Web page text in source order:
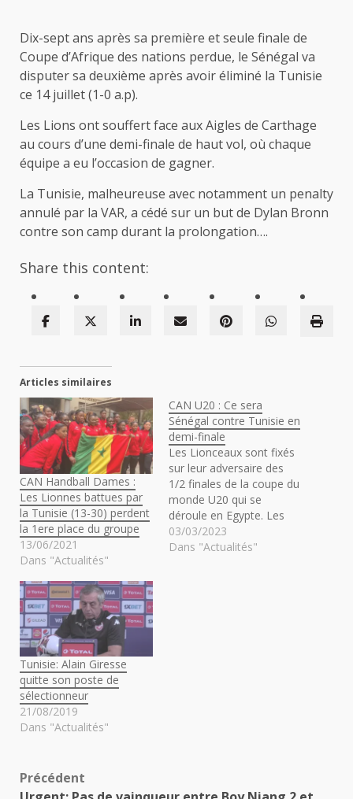
Dix-sept ans après sa première et seule finale de
Coupe d’Afrique des nations perdue, le Sénégal va
disputer sa deuxième après avoir éliminé la Tunisie
ce 14 juillet (1-0 a.p).
Les Lions ont souffert face aux Aigles de Carthage
au cours d’une demi-finale de haut vol, où chaque
équipe a eu l’occasion de gagner.
La Tunisie, malheureuse avec notamment un penalty
annulé par la VAR, a cédé sur un but de Dylan Bronn
contre son camp durant la prolongation….
Share this content:
Articles similaires
CAN Handball Dames :
Les Lionnes battues par
la Tunisie (13-30) perdent
la 1ere place du groupe
13/06/2021
Dans "Actualités"
CAN U20 : Ce sera
Sénégal contre Tunisie en
demi-finale
Les Lionceaux sont fixés
sur leur adversaire des
1/2 finales de la coupe du
monde U20 qui se
déroule en Egypte. Les
protégés de Malick Daf
affronteront la Tunisie,
03/03/2023
Dans "Actualités"
Tunisie: Alain Giresse
quitte son poste de
sélectionneur
21/08/2019
Dans "Actualités"
Navigation
Précédent